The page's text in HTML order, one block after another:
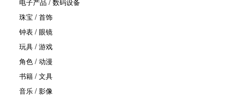
电子产品 / 数码设备
珠宝 / 首饰
钟表 / 眼镜
玩具 / 游戏
角色 / 动漫
书籍 / 文具
音乐 / 影像